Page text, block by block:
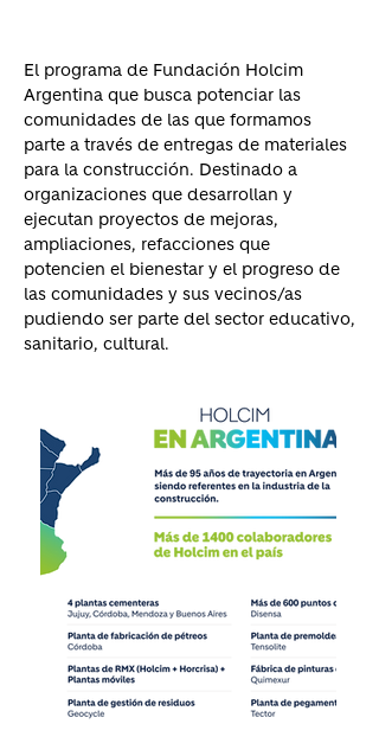
El programa de Fundación Holcim
Argentina que busca potenciar las
comunidades de las que formamos
parte a través de entregas de materiales
para la construcción. Destinado a
organizaciones que desarrollan y
ejecutan proyectos de mejoras,
ampliaciones, refacciones que
potencien el bienestar y el progreso de
las comunidades y sus vecinos/as
pudiendo ser parte del sector educativo,
sanitario, cultural.